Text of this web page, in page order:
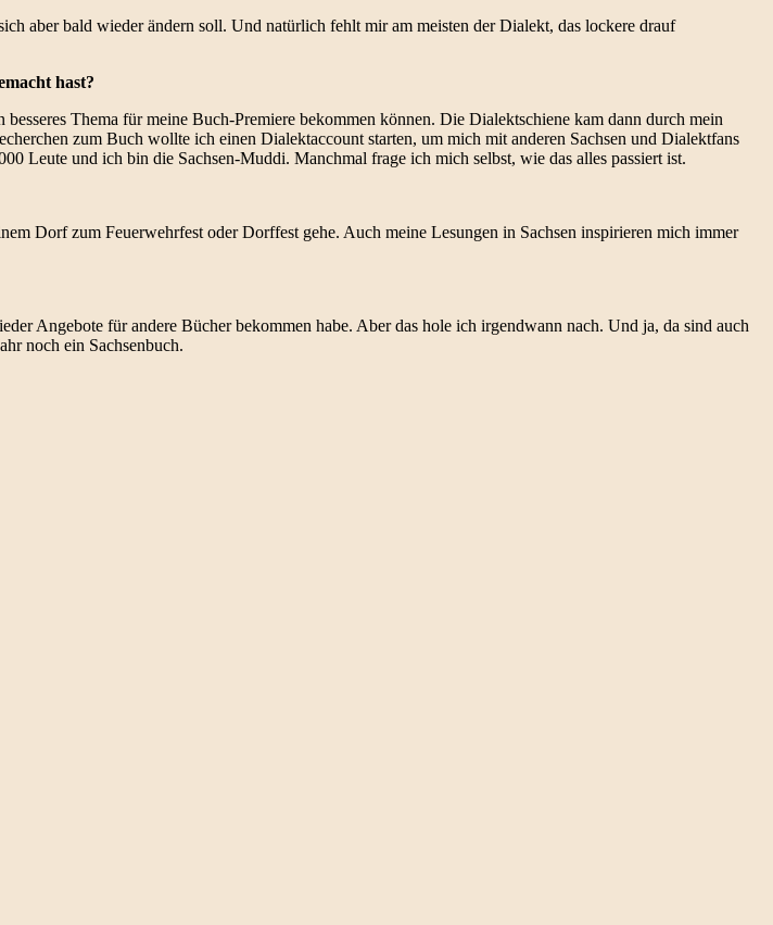
aber bald wieder ändern soll. Und natürlich fehlt mir am meisten der Dialekt, das lockere drauf
hast?
Thema für meine Buch-Premiere bekommen können. Die Dialektschiene kam dann durch mein
zum Buch wollte ich einen Dialektaccount starten, um mich mit anderen Sachsen und Dialektfans
Leute und ich bin die Sachsen-Muddi. Manchmal frage ich mich selbst, wie das alles passiert ist.
Dorf zum Feuerwehrfest oder Dorffest gehe. Auch meine Lesungen in Sachsen inspirieren mich immer
Angebote für andere Bücher bekommen habe. Aber das hole ich irgendwann nach. Und ja, da sind auch
noch ein Sachsenbuch.